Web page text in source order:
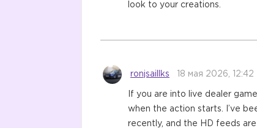
look to your creations.
ronjsaillks 18 мая 2026, 12:42
If you are into live dealer
when the action starts. I’ve
recently, and the HD feeds